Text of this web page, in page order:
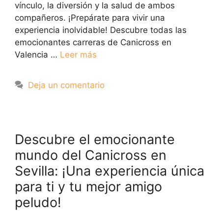
vínculo, la diversión y la salud de ambos
compañeros. ¡Prepárate para vivir una
experiencia inolvidable! Descubre todas las
emocionantes carreras de Canicross en
Valencia … Leer más
Deja un comentario
Descubre el emocionante
mundo del Canicross en
Sevilla: ¡Una experiencia única
para ti y tu mejor amigo
peludo!